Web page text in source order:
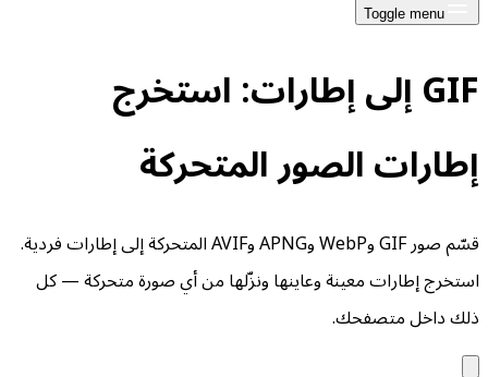
Toggle menu
GIF إلى إطارات: استخرج
إطارات الصور المتحركة
قسّم صور GIF وWebP وAPNG وAVIF المتحركة إلى إطارات فردية.
استخرج إطارات معينة وعاينها ونزّلها من أي صورة متحركة — كل
ذلك داخل متصفحك.